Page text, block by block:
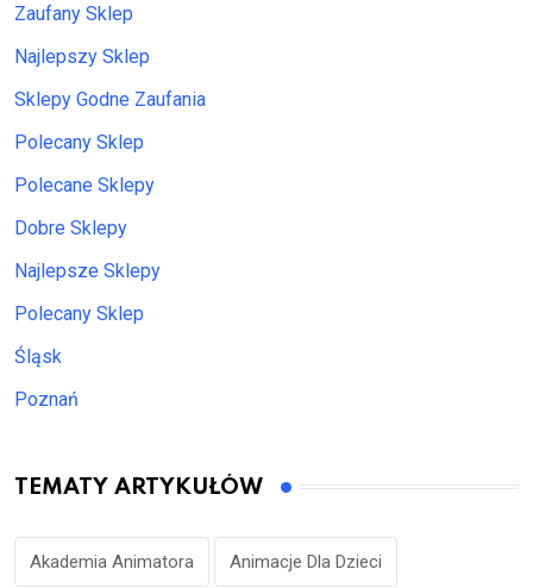
Zaufany Sklep
Najlepszy Sklep
Sklepy Godne Zaufania
Polecany Sklep
Polecane Sklepy
Dobre Sklepy
Najlepsze Sklepy
Polecany Sklep
Śląsk
Poznań
TEMATY ARTYKUŁÓW
Akademia Animatora Animacje Dla Dzieci